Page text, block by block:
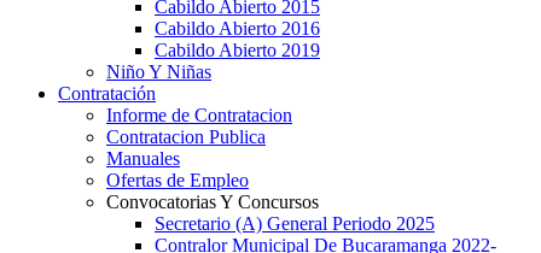
Cabildo Abierto 2015
Cabildo Abierto 2016
Cabildo Abierto 2019
Niño Y Niñas
Contratación
Informe de Contratacion
Contratacion Publica
Manuales
Ofertas de Empleo
Convocatorias Y Concursos
Secretario (A) General Periodo 2025
Contralor Municipal De Bucaramanga 2022-